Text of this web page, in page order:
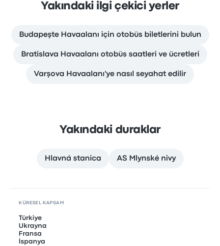
Yakındaki ilgi çekici yerler
Budapeşte Havaalanı için otobüs biletlerini bulun
Bratislava Havaalanı otobüs saatleri ve ücretleri
Varşova Havaalanı'ye nasıl seyahat edilir
Yakındaki duraklar
Hlavná stanica AS Mlynské nivy
KÜRESEL KAPSAM
Türkiye
Ukrayna
Fransa
İspanya